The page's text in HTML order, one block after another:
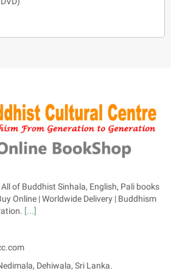
of Buddhist Sinhala, English, Pali books
Online | Worldwide Delivery | Buddhism
[...]
Dehiwala, Sri Lanka.